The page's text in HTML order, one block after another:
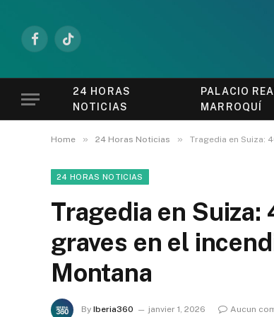
FacebookTikTok
24 HORAS
NOTICIAS
PALACIO
MARROQUÍ
Home » 24 Horas Noticias » Tragedia en Suiza:
24 HORAS NOTICIAS
Tragedia en Suiza:
graves en el
Montana
By Iberia360 janvier 1, 2026 Aucun